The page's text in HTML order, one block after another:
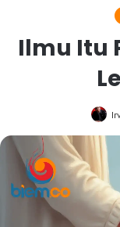
Ilmu Itu